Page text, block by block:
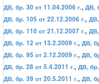
ДВ, бр. 30 от 11.04.2006 г., ДВ,
ДВ, бр. 105 от 22.12.2006 г.,
ДВ, бр. 110 от 21.12.2007 г.,
ДВ, бр. 12 от 13.2.2009 г., ДВ,
ДВ, бр. 95 от 2.12.2009 г., ДВ,
ДВ, бр. 28 от 5.4.2011 г., ДВ,
ДВ, бр. 39 от 20.5.2011 г., ДВ,